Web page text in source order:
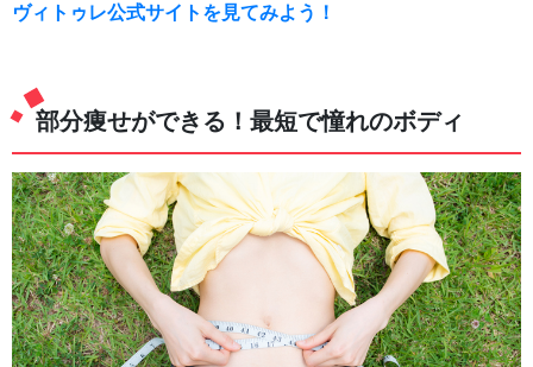
ヴィトゥレ公式サイトを見てみよう！
部分痩せができる！最短で憧れのボディ